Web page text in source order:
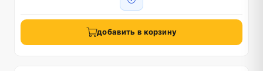
добавить в корзину